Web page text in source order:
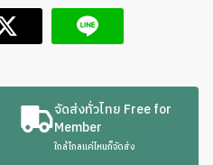
จัดส่งทั่วไทย Free for
Member
ใกล้ไกลแค่ไหนก็จัดส่ง